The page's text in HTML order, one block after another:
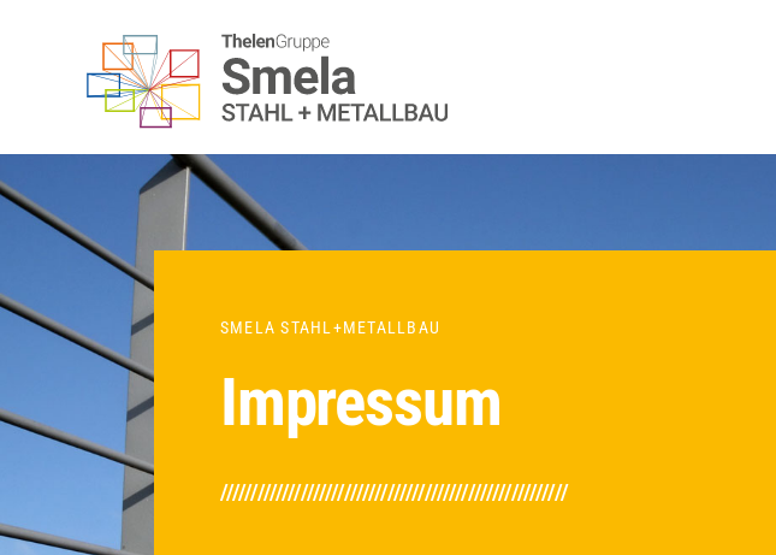
SMELA STAHL+METALLBAU
Impressum
////////////////////////////////////////////////////////